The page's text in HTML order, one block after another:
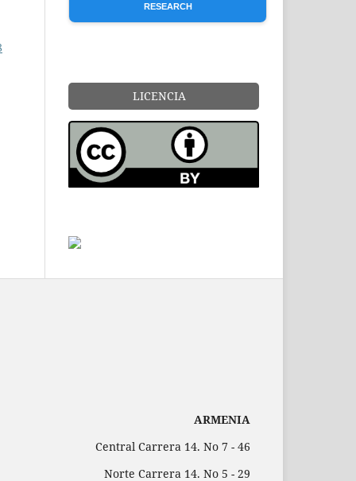
RESEARCH
LICENCIA
ARMENIA
Central Carrera 14. No 7 - 46
Norte Carrera 14. No 5 - 29